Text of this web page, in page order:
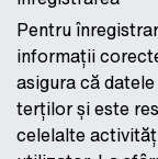
Pentru
informații
asigura că
terților și este
celelalte